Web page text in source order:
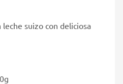
suizo con deliciosa